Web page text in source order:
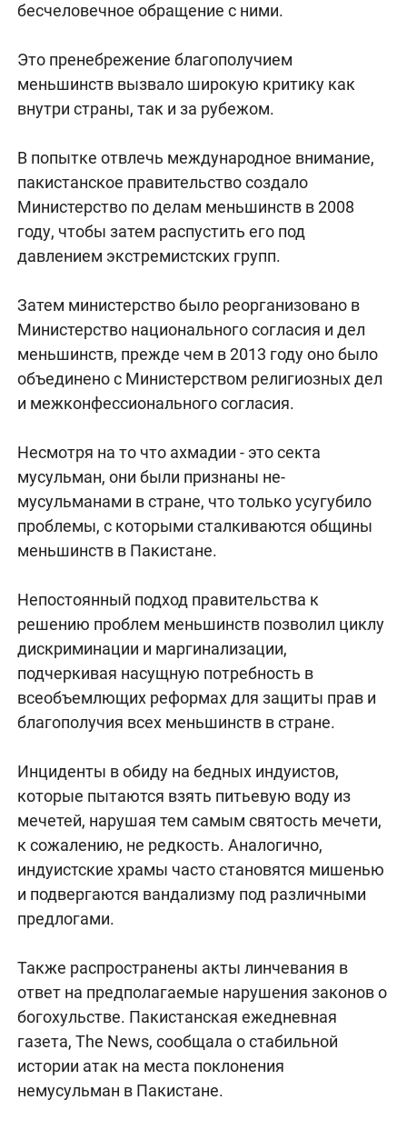
бесчеловечное обращение с ними.
Это пренебрежение благополучием
меньшинств вызвало широкую критику как
внутри страны, так и за рубежом.
В попытке отвлечь международное внимание,
пакистанское правительство создало
Министерство по делам меньшинств в 2008
году, чтобы затем распустить его под
давлением экстремистских групп.
Затем министерство было реорганизовано в
Министерство национального согласия и дел
меньшинств, прежде чем в 2013 году оно было
объединено с Министерством религиозных дел
и межконфессионального согласия.
Несмотря на то что ахмадии - это секта
мусульман, они были признаны не-
мусульманами в стране, что только усугубило
проблемы, с которыми сталкиваются общины
меньшинств в Пакистане.
Непостоянный подход правительства к
решению проблем меньшинств позволил циклу
дискриминации и маргинализации,
подчеркивая насущную потребность в
всеобъемлющих реформах для защиты прав и
благополучия всех меньшинств в стране.
Инциденты в обиду на бедных индуистов,
которые пытаются взять питьевую воду из
мечетей, нарушая тем самым святость мечети,
к сожалению, не редкость. Аналогично,
индуистские храмы часто становятся мишенью
и подвергаются вандализму под различными
предлогами.
Также распространены акты линчевания в
ответ на предполагаемые нарушения законов о
богохульстве. Пакистанская ежедневная
газета, The News, сообщала о стабильной
истории атак на места поклонения
немусульман в Пакистане.